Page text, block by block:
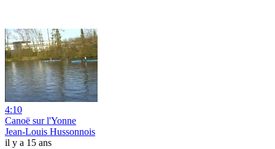
4:10
Canoë sur l'Yonne
Jean-Louis Hussonnois
il y a 15 ans